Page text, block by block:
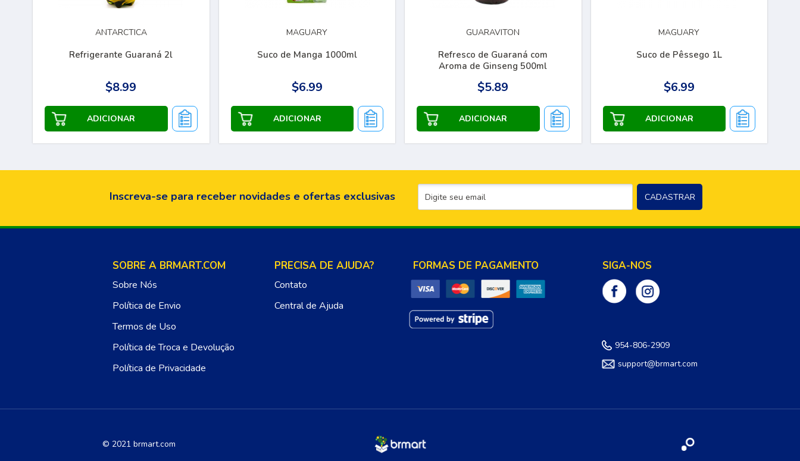
ANTARCTICA
Refrigerante Guaraná 2l
$8.99
MAGUARY
Suco de Manga 1000ml
$6.99
GUARAVITON
Refresco de Guaraná com
Aroma de Ginseng 500ml
$5.89
MAGUARY
Suco de Pêssego 1L
$6.99
Inscreva-se para receber novidades e ofertas exclusivas
SOBRE A BRMART.COM
Sobre Nós
Política de Envio
Termos de Uso
Política de Troca e Devolução
Política de Privacidade
PRECISA DE AJUDA?
Contato
Central de Ajuda
FORMAS DE PAGAMENTO SIGA-NOS
954-806-2909
support@brmart.com
© 2021 brmart.com